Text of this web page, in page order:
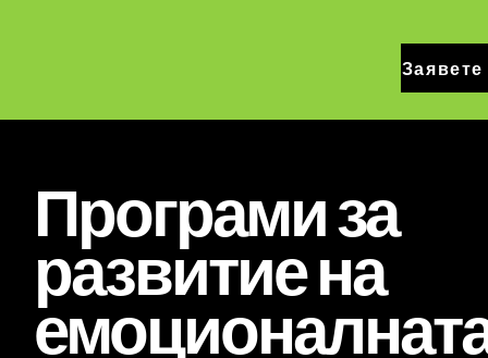
Заявете
Програми за
развитие на